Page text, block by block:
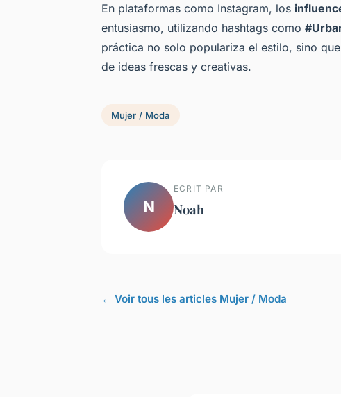
En plataformas como Instagram, los
entusiasmo, utilizando hashtags como
práctica no solo populariza el estilo, sino
de ideas frescas y creativas.
Mujer / Moda
N
ECRIT PAR
Noah
← Voir tous les articles Mujer / Moda